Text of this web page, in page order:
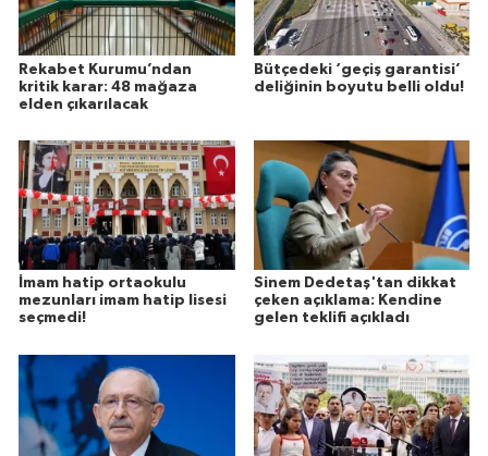
Rekabet Kurumu’ndan
kritik karar: 48 mağaza
elden çıkarılacak
Bütçedeki ‘geçiş garantisi’
deliğinin boyutu belli oldu!
İmam hatip ortaokulu
mezunları imam hatip lisesi
seçmedi!
Sinem Dedetaş'tan dikkat
çeken açıklama: Kendine
gelen teklifi açıkladı